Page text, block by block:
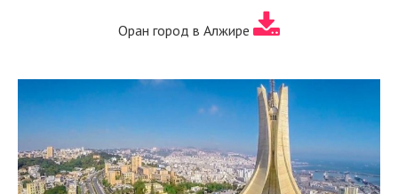
Оран город в Алжире